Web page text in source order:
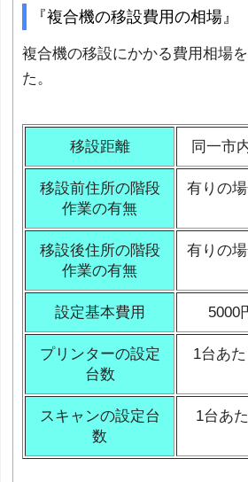
『複合機の移設費用の相場』
複合機の移設にかかる費用相場
た。
移設距離 同一市
移設前住所の階段
作業の有無
有りの
移設後住所の階段
作業の有無
有りの
設定基本費用 5000
プリンターの設定
台数
1台あ
スキャンの設定台
数
1台あ